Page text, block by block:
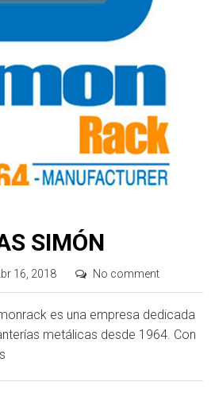
SIMÓN
16, 2018 No comment
es una empresa dedicada
metálicas desde 1964. Con